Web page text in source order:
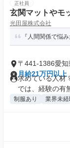
正社員
玄関マットやモ
光田屋株式会社
『人間関係で悩
〒441-1386愛
月給21万円以上
求めている人材
では、経験の有
制服あり 業界未